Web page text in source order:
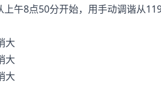
8点50分开始，用手动调谐从